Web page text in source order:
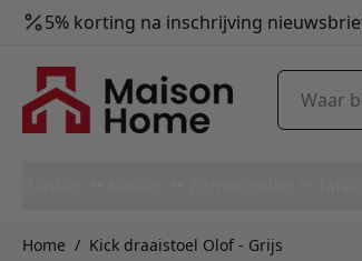
5% korting na inschrijving
Waar ben
Home / Kick draaistoel Olof - Grijs